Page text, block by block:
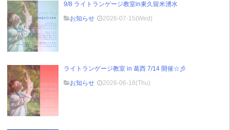
9/8 ライトランゲージ教室in東久留米湧水
お知らせ
2026-07-15(Wed)
ライトランゲージ教室 in 葛西 7/14 開催☆彡
お知らせ
2026-06-18(Thu)